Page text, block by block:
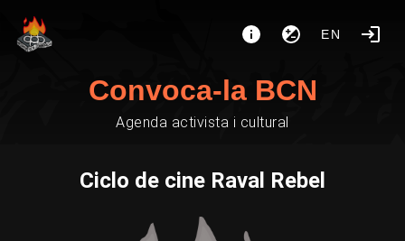
EN
Convoca-la BCN
Agenda activista i cultural
Ciclo de cine Raval Rebel